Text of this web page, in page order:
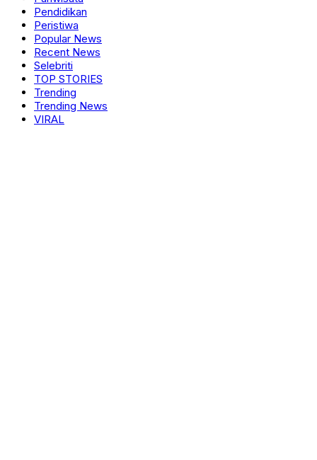
Pendidikan
Peristiwa
Popular News
Recent News
Selebriti
TOP STORIES
Trending
Trending News
VIRAL